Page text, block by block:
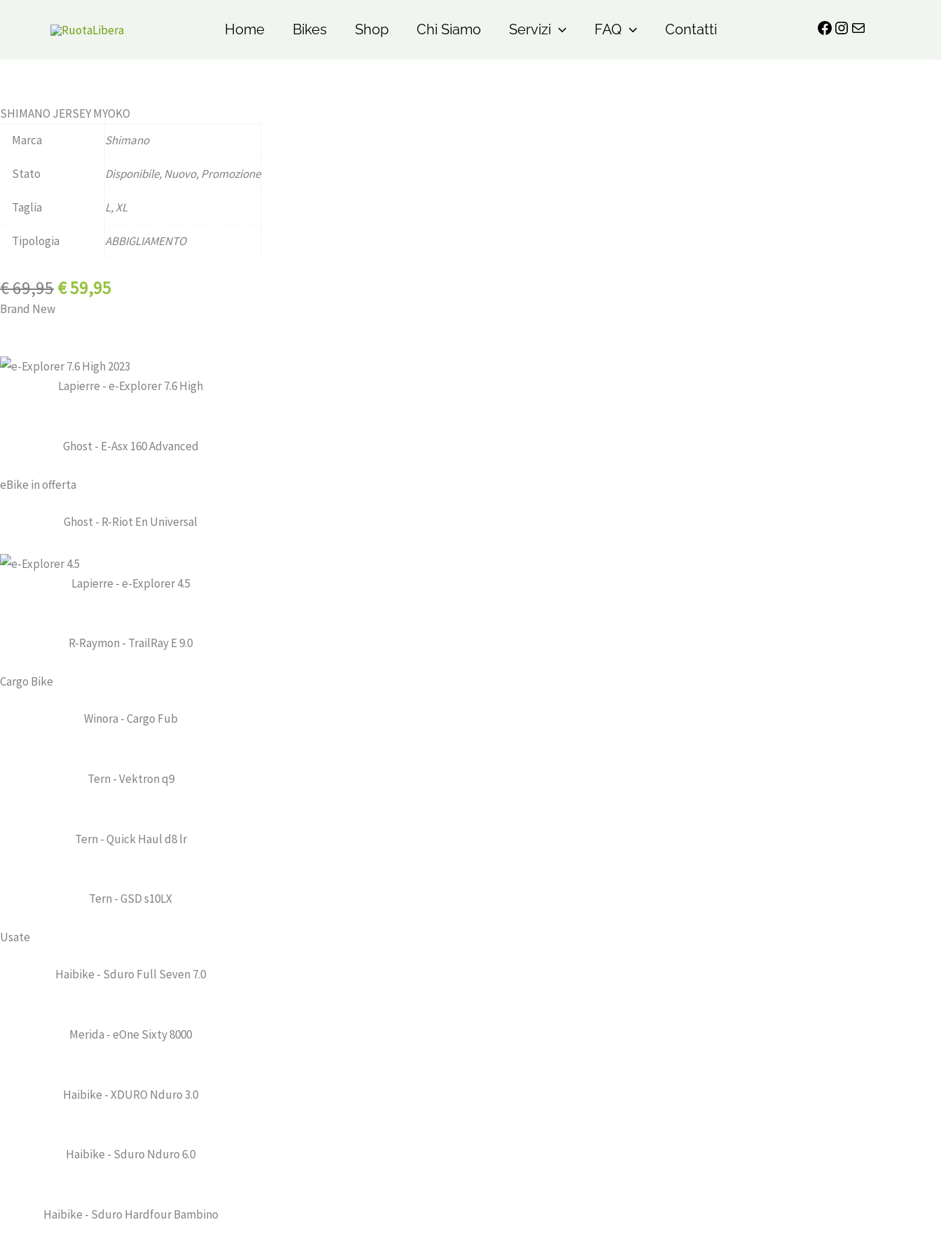
Home Bikes Shop Chi Siamo Servizi FAQ Contatti
SHIMANO JERSEY MYOKO
Marca
Shimano
Stato Disponibile, Nuovo, Promozione
Taglia L, XL
Tipologia ABBIGLIAMENTO
€69,95
prezzo
€59,95
prezzo
Brand New
Lapierre - e-Explorer 7.6 High
Ghost - E-Asx 160 Advanced
eBike in offerta
Ghost - R-Riot En Universal
Lapierre - e-Explorer 4.5
R-Raymon - TrailRay E 9.0
Cargo Bike
Winora - Cargo Fub
Tern - Vektron q9
Tern - Quick Haul d8 lr
Tern - GSD s10LX
Usate
Haibike - Sduro Full Seven 7.0
Merida - eOne Sixty 8000
Haibike - XDURO Nduro 3.0
Haibike - Sduro Nduro 6.0
Haibike - Sduro Hardfour Bambino